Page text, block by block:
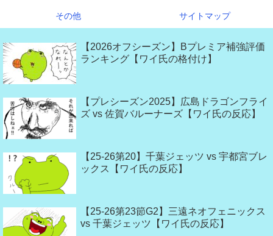
その他 サイトマップ
【2026オフシーズン】Bプレミア補強評価
ランキング【ワイ氏の格付け】
【プレシーズン2025】広島ドラゴンフライ
ズ vs 佐賀バルーナーズ【ワイ氏の反応】
【25-26第20】千葉ジェッツ vs 宇都宮ブレ
ックス【ワイ氏の反応】
【25-26第23節G2】三遠ネオフェニックス
vs 千葉ジェッツ【ワイ氏の反応】